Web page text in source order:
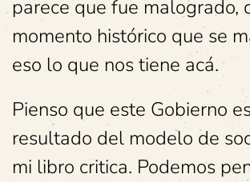
parece que fue malogrado,
momento histórico que se
eso lo que nos tiene acá.
Pienso que este Gobierno
resultado del modelo de
mi libro critica. Podemos